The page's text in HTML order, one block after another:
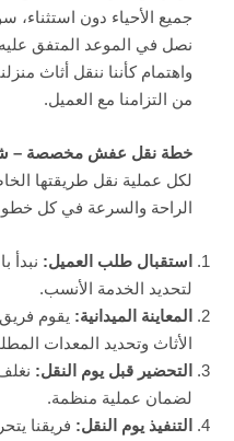
جميع الأحياء دون استثناء،
نصل في الموعد المتفق عليه
واهتمام كأننا ننقل أثاث
من التزامنا مع العميل.
خطة نقل عفش مخصصة –
لكل عملية نقل طريقتها
الراحة والسرعة في كل
استقبال طلب العميل: نبدأ
لتحديد الخدمة الأنسب.
المعاينة الميدانية: يقوم
الأثاث وتحديد المعدات
التحضير قبل يوم النقل:
لضمان عملية منظمة.
التنفيذ يوم النقل: فريقنا